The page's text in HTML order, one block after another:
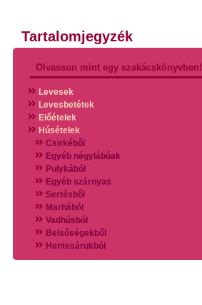
Tartalomjegyzék
Olvasson mint egy szakácskönyvben!
Levesek
Levesbetétek
Előételek
Húsételek
Csirkéből
Egyéb négylábúak
Pulykából
Egyéb szárnyas
Sertésből
Marhából
Vadhúsból
Belsőségekből
Hentesárukból
Vadszárnyasokból